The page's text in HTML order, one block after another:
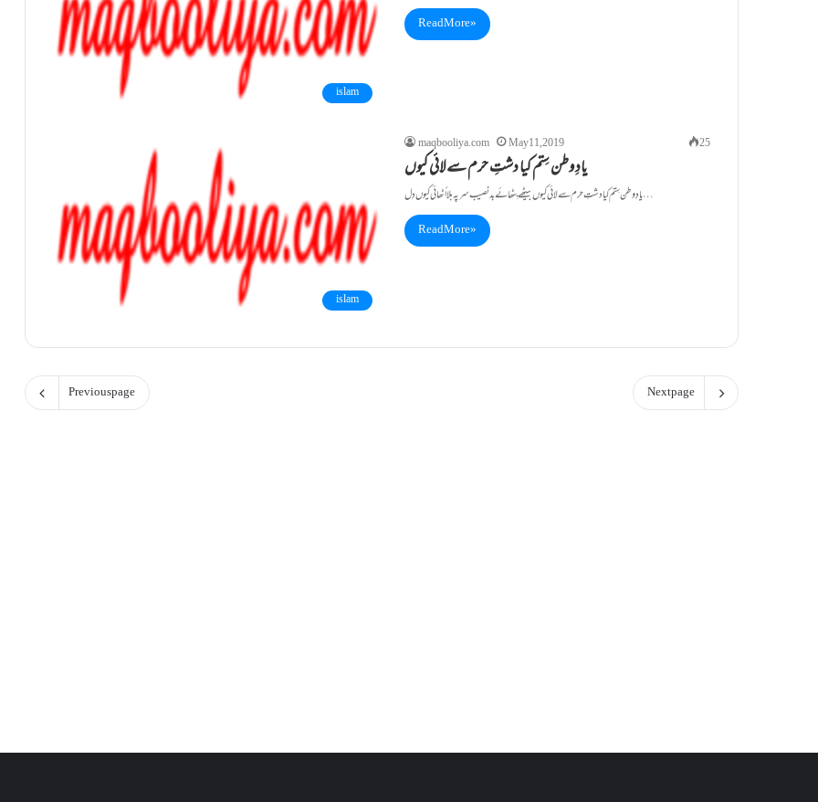
islam
Read More »
islam
maqbooliya.com May 11, 2019 25
یادِ وطن سِتم کیا دشتِ حرم سے لائی کیوں
یادِ وطن سِتم کیا دشتِ حرم سے لائی کیوں بیٹھے بِٹھائے بدنصیب سر پہ بلا اُٹھائی کیوں دِل…
Read More »
Previous page Next page